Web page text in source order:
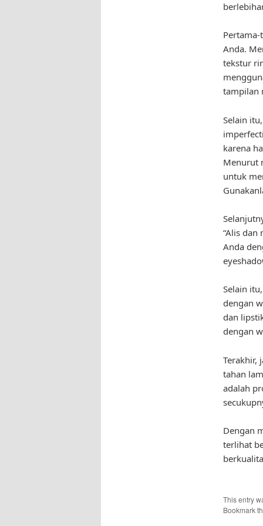
Anda.
tekstur
tampilan
Selain
karena
Menurut
untuk
“Alis
Anda
Selain
dengan
dan
dengan
Terakhir,
tahan
adalah
Dengan
terlihat
This entry
Bookmark